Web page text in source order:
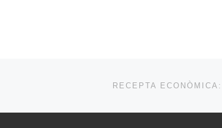
A LA LISTA DE ENTRADASRECEPTA